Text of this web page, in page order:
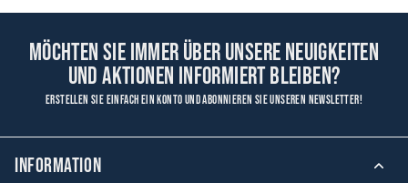
Möchten Sie immer über unsere Neuigkeiten
und Aktionen informiert bleiben?
Erstellen Sie einfach ein Konto und abonnieren Sie unseren Newsletter!
Information